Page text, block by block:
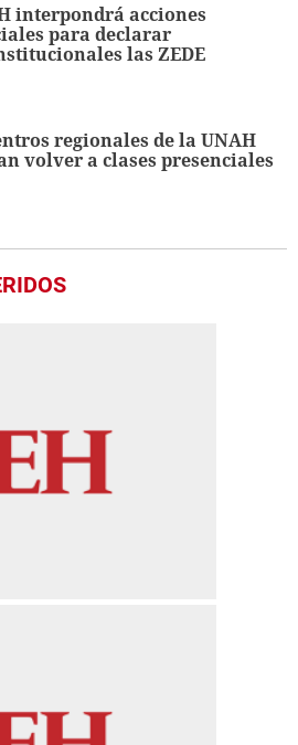
interpondrá acciones
para declarar
las ZEDE
regionales de la UNAH
volver a clases presenciales